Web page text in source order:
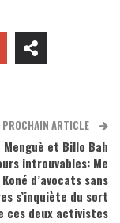
PROCHAIN ARTICLE
Menguè et Billo Bah
introuvables: Me
d’avocats sans
s’inquiète du sort
ces deux activistes